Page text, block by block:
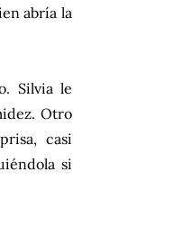
abría la
Silvia le
Otro
casi
si